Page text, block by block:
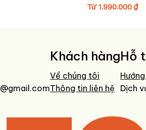
Từ1.990.000₫
Khách hàng
Về chúng tôi
Thông tin liên hệ
Hỗ
Dịch